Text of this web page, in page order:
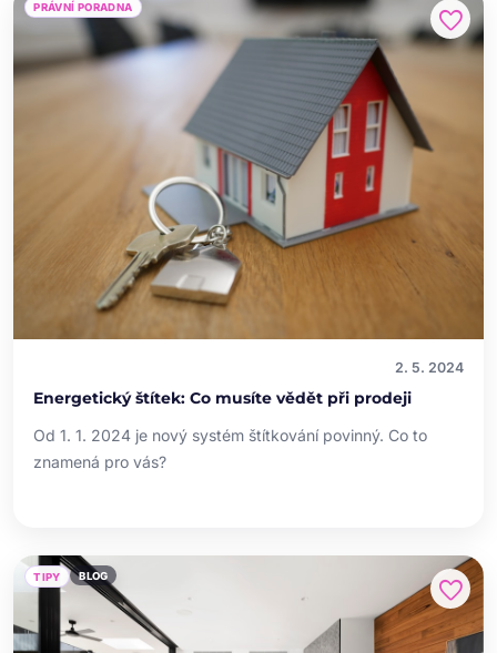
PRÁVNÍ PORADNA favorite
2. 5. 2024
Energetický štítek: Co musíte vědět při prodeji
Od 1. 1. 2024 je nový systém štítkování povinný. Co to
znamená pro vás?
TIPY BLOG favorite